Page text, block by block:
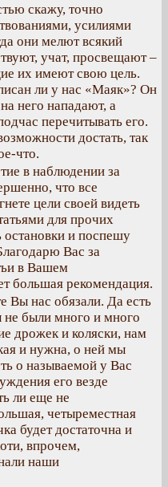
скажу, точно
усилиями
они мелют всякий
учат, просвещают –
их имеют свою цель.
ли у нас «Маяк»? Он
него нападают, а
перечитывать его.
достать, так
что.
в наблюдении за
что все
цели своей видеть
для прочих
остановки и поспешу
Вас за
в Вашем
большая рекомендация.
Вы нас обязали. Да есть
были много и много
дрожек и коляски, нам
и нужна, о ней мы
о называемой у Вас
его везде
ли еще не
четыреместная
будет достаточна и
впрочем,
наши